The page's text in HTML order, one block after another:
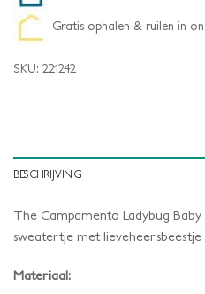
Gratis ophalen & ruilen in
SKU: 221242
BESCHRIJVING
The Campamento Ladybug Baby
sweatertje met
Materiaal: